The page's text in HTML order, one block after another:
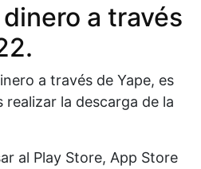
a través
a través de Yape, es
realizar la descarga de la
al Play Store, App Store